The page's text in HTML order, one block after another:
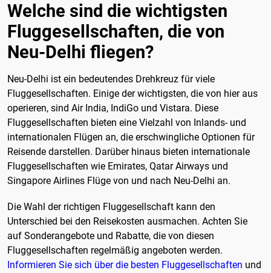
Welche sind die wichtigsten
Fluggesellschaften, die von
Neu-Delhi fliegen?
Neu-Delhi ist ein bedeutendes Drehkreuz für viele
Fluggesellschaften. Einige der wichtigsten, die von hier aus
operieren, sind Air India, IndiGo und Vistara. Diese
Fluggesellschaften bieten eine Vielzahl von Inlands- und
internationalen Flügen an, die erschwingliche Optionen für
Reisende darstellen. Darüber hinaus bieten internationale
Fluggesellschaften wie Emirates, Qatar Airways und
Singapore Airlines Flüge von und nach Neu-Delhi an.
Die Wahl der richtigen Fluggesellschaft kann den
Unterschied bei den Reisekosten ausmachen. Achten Sie
auf Sonderangebote und Rabatte, die von diesen
Fluggesellschaften regelmäßig angeboten werden.
Informieren Sie sich über die besten Fluggesellschaften und